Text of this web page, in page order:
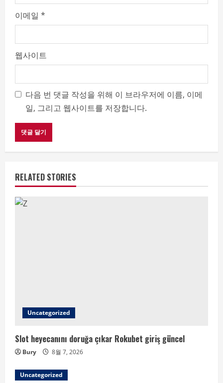
이메일 *
웹사이트
다음 번 댓글 작성을 위해 이 브라우저에 이름, 이메
일, 그리고 웹사이트를 저장합니다.
RELATED STORIES
Uncategorized
Slot heyecanını doruğa çıkar Rokubet giriş güncel
Bury 8월 7, 2026
Uncategorized